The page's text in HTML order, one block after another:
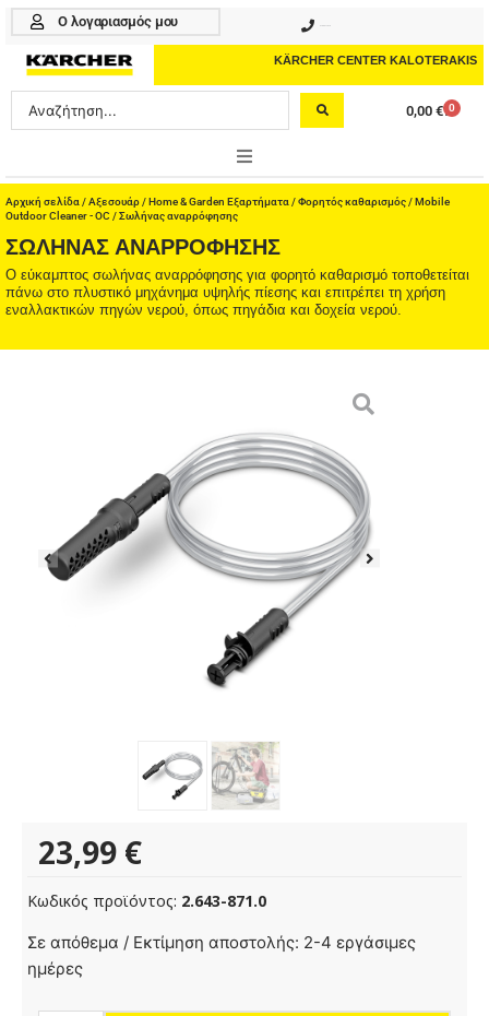
Μετάβαση
περιεχόμενο
Ο λογαριασμός μου
KÄRCHER CENTER KALOTERAKIS
Search
...
0,00 € 0
Cart
ONLINE SHOP
HOME & GARDEN
PROFESSIONAL
Αρχική σελίδα /Αξεσουάρ/Home & Garden Εξαρτήματα /Φορητός καθαρισμός/Mobile
Outdoor Cleaner - OC / Σωλήνας αναρρόφησης
ΣΩΛΉΝΑΣ ΑΝΑΡΡΌΦΗΣΗΣ
Ο εύκαμπτος σωλήνας αναρρόφησης για φορητό καθαρισμό τοποθετείται
πάνω στο πλυστικό μηχάνημα υψηλής πίεσης και επιτρέπει τη χρήση
εναλλακτικών πηγών νερού, όπως πηγάδια και δοχεία νερού.
23,99 €
Κωδικός προϊόντος: 2.643-871.0
Σε απόθεμα / Εκτίμηση αποστολής: 2-4 εργάσιμες
ημέρες
Σωλήνας
αναρρόφησης